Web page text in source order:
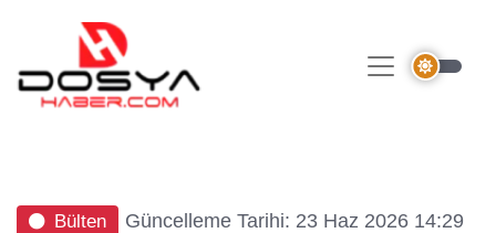
Bülten Güncelleme Tarihi: 23 Haz 2026 14:29